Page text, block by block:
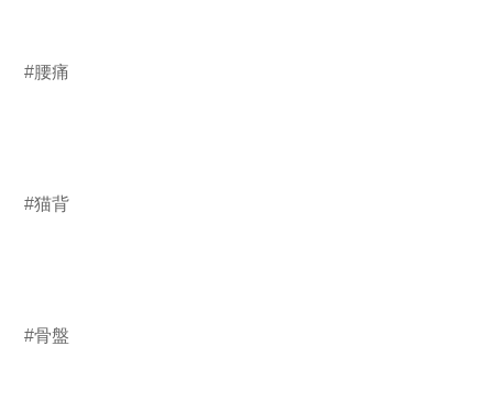
#腰痛
#猫背
#骨盤